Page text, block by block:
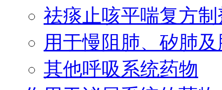
祛痰止咳平喘复方制
用于慢阻肺、矽肺
其他呼吸系统药物